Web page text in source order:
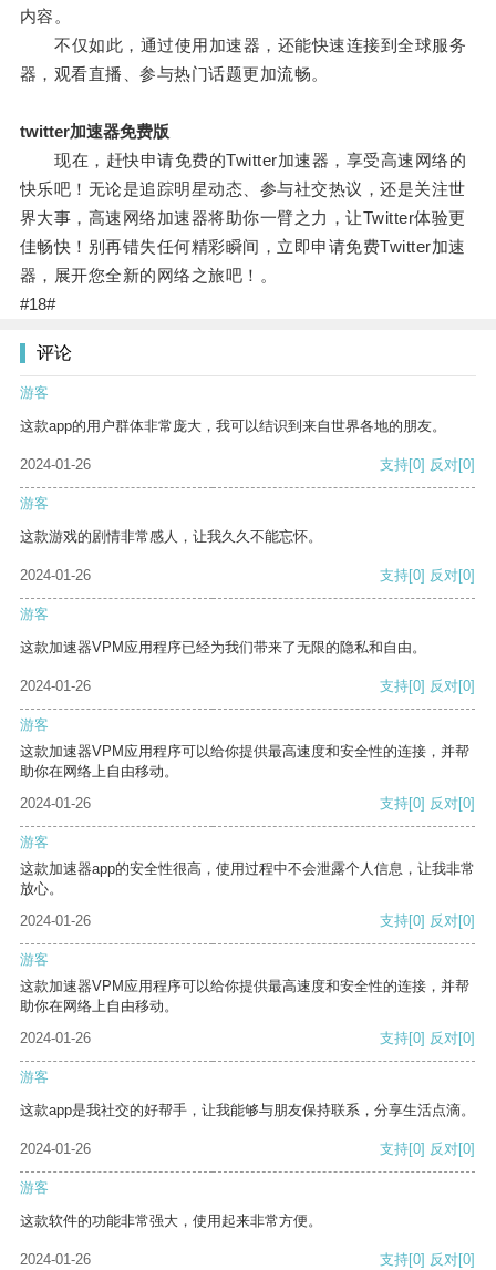
内容。
不仅如此，通过使用加速器，还能快速连接到全球服务
器，观看直播、参与热门话题更加流畅。
twitter加速器免费版
现在，赶快申请免费的Twitter加速器，享受高速网络的
快乐吧！无论是追踪明星动态、参与社交热议，还是关注世
界大事，高速网络加速器将助你一臂之力，让Twitter体验更
佳畅快！别再错失任何精彩瞬间，立即申请免费Twitter加速
器，展开您全新的网络之旅吧！。
#18#
评论
游客
这款app的用户群体非常庞大，我可以结识到来自世界各地的朋友。
2024-01-26 支持[0] 反对[0]
游客
这款游戏的剧情非常感人，让我久久不能忘怀。
2024-01-26 支持[0] 反对[0]
游客
这款加速器VPM应用程序已经为我们带来了无限的隐私和自由。
2024-01-26 支持[0] 反对[0]
游客
这款加速器VPM应用程序可以给你提供最高速度和安全性的连接，并帮
助你在网络上自由移动。
2024-01-26
支持[0] 反对[0]
游客
这款加速器app的安全性很高，使用过程中不会泄露个人信息，让我非常
放心。
2024-01-26
支持[0] 反对[0]
游客
这款加速器VPM应用程序可以给你提供最高速度和安全性的连接，并帮
助你在网络上自由移动。
2024-01-26
支持[0] 反对[0]
游客
这款app是我社交的好帮手，让我能够与朋友保持联系，分享生活点滴。
2024-01-26 支持[0] 反对[0]
游客
这款软件的功能非常强大，使用起来非常方便。
2024-01-26 支持[0] 反对[0]